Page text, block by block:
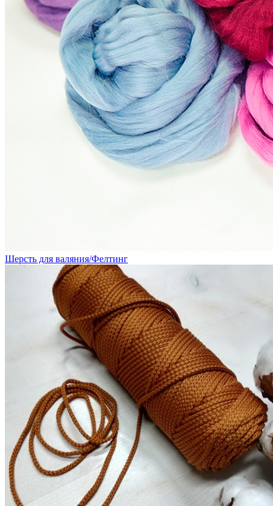
Шерсть для валяния/Фелтинг